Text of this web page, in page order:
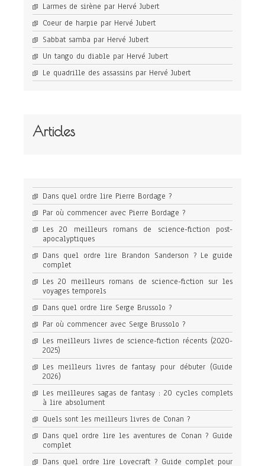
Larmes de sirène par Hervé Jubert
Coeur de harpie par Hervé Jubert
Sabbat samba par Hervé Jubert
Un tango du diable par Hervé Jubert
Le quadrille des assassins par Hervé Jubert
Articles
Dans quel ordre lire Pierre Bordage ?
Par où commencer avec Pierre Bordage ?
Les 20 meilleurs romans de science-fiction post-
apocalyptiques
Dans quel ordre lire Brandon Sanderson ? Le guide
complet
Les 20 meilleurs romans de science-fiction sur les
voyages temporels
Dans quel ordre lire Serge Brussolo ?
Par où commencer avec Serge Brussolo ?
Les meilleurs livres de science-fiction récents (2020-
2025)
Les meilleurs livres de fantasy pour débuter (Guide
2026)
Les meilleures sagas de fantasy : 20 cycles complets
à lire absolument
Quels sont les meilleurs livres de Conan ?
Dans quel ordre lire les aventures de Conan ? Guide
complet
Dans quel ordre lire Lovecraft ? Guide complet pour